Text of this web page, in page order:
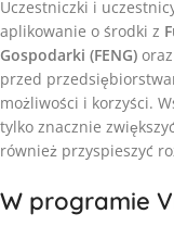
Uczestniczki i
aplikowanie o środki z
Gospodarki (FENG)
przed
możliwości i korzyści.
tylko znacznie
również przyspieszyć
W programie